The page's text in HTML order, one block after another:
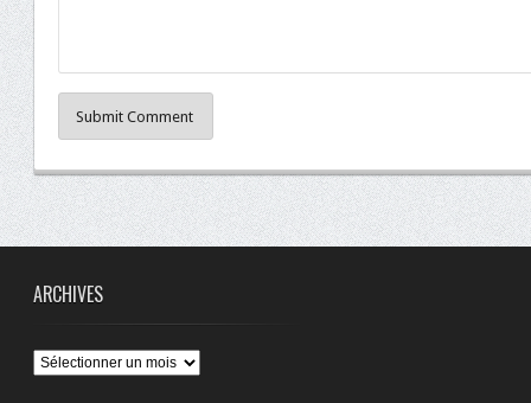
Submit Comment
ARCHIVES
Archives